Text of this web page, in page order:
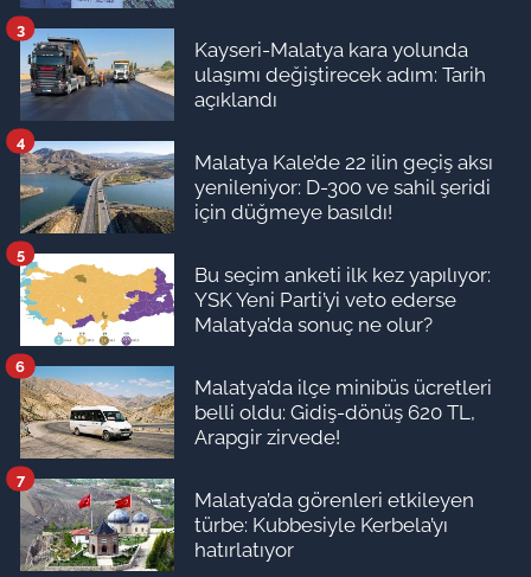
Kayseri-Malatya kara yolunda
ulaşımı değiştirecek adım: Tarih
açıklandı
3
Malatya Kale’de 22 ilin geçiş aksı
yenileniyor: D-300 ve sahil şeridi
için düğmeye basıldı!
4
Bu seçim anketi ilk kez yapılıyor:
YSK Yeni Parti’yi veto ederse
Malatya’da sonuç ne olur?
5
Malatya’da ilçe minibüs ücretleri
belli oldu: Gidiş-dönüş 620 TL,
Arapgir zirvede!
6
Malatya’da görenleri etkileyen
türbe: Kubbesiyle Kerbela’yı
hatırlatıyor
7